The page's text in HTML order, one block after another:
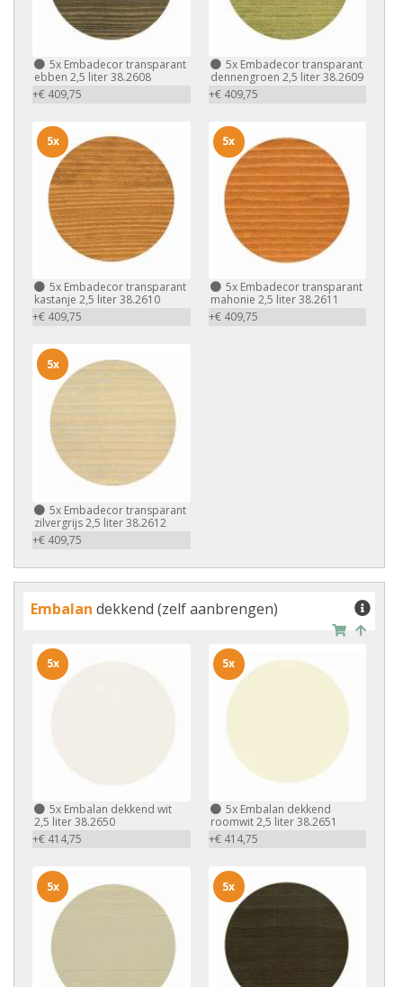
5x Embadecor transparant
ebben 2,5 liter 38.2608
+€ 409,75
5xEmbadecor transparant
dennengroen 2,5 liter 38.2609
+€ 409,75
5x Embadecor transparant
kastanje 2,5 liter 38.2610
+€ 409,75
5x
5xEmbadecor transparant
mahonie 2,5 liter 38.2611
+€ 409,75
5x
5x Embadecor transparant
zilvergrijs 2,5 liter 38.2612
+€ 409,75
5x
Embalan dekkend (zelf aanbrengen)
5x Embalan dekkend wit
2,5 liter 38.2650
+€ 414,75
5x
5xEmbalan dekkend
roomwit 2,5 liter 38.2651
+€ 414,75
5x
5x 5x